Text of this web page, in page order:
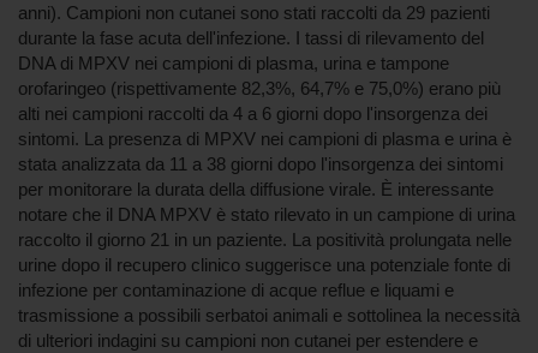
anni). Campioni non cutanei sono stati raccolti da 29 pazienti
durante la fase acuta dell'infezione. I tassi di rilevamento del
DNA di MPXV nei campioni di plasma, urina e tampone
orofaringeo (rispettivamente 82,3%, 64,7% e 75,0%) erano più
alti nei campioni raccolti da 4 a 6 giorni dopo l'insorgenza dei
sintomi. La presenza di MPXV nei campioni di plasma e urina è
stata analizzata da 11 a 38 giorni dopo l'insorgenza dei sintomi
per monitorare la durata della diffusione virale. È interessante
notare che il DNA MPXV è stato rilevato in un campione di urina
raccolto il giorno 21 in un paziente. La positività prolungata nelle
urine dopo il recupero clinico suggerisce una potenziale fonte di
infezione per contaminazione di acque reflue e liquami e
trasmissione a possibili serbatoi animali e sottolinea la necessità
di ulteriori indagini su campioni non cutanei per estendere e